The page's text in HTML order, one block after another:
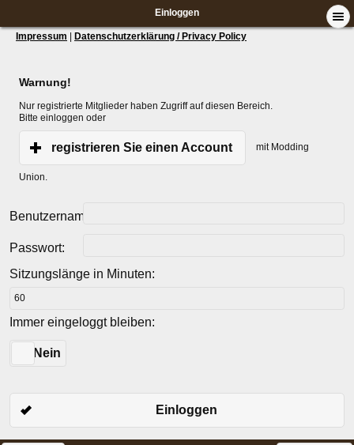
Einloggen
Impressum Datenschutzerklärung / Privacy Policy
Warnung!
Nur registrierte Mitglieder haben Zugriff auf diesen Bereich.
Bitte einloggen oder
registrieren Sie einen Account mit Modding
Union.
Benutzername:
Passwort:
Sitzungslänge in Minuten:
Immer eingeloggt bleiben:
Nein
Einloggen